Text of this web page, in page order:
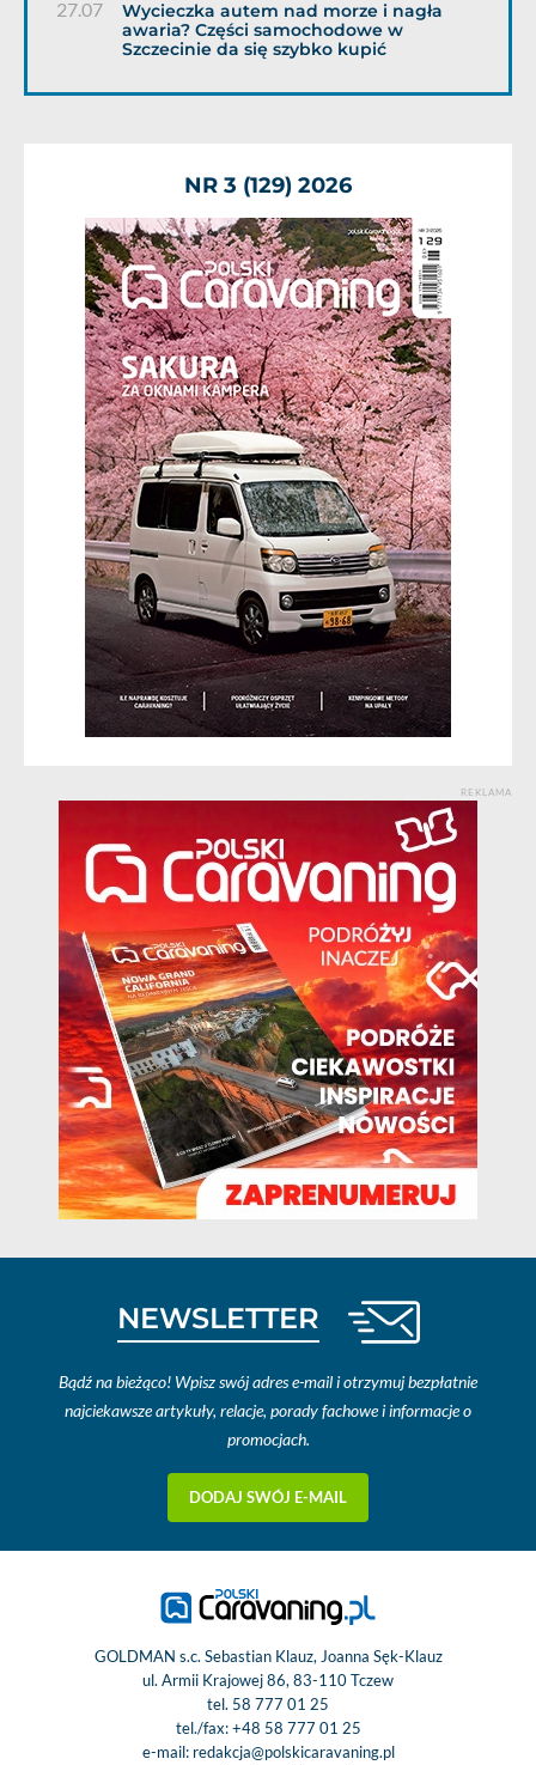
27.07
Wycieczka autem nad morze i nagła
awaria? Części samochodowe w
Szczecinie da się szybko kupić
NR 3 (129) 2026
REKLAMA
NEWSLETTER
Bądź na bieżąco! Wpisz swój adres e-mail i otrzymuj bezpłatnie
najciekawsze artykuły, relacje, porady fachowe i informacje o
promocjach.
DODAJ SWÓJ E-MAIL
GOLDMAN s.c. Sebastian Klauz, Joanna Sęk-Klauz
ul. Armii Krajowej 86, 83-110 Tczew
tel. 58 777 01 25
tel./fax:+48 58 777 01 25
e-mail: redakcja@polskicaravaning.pl